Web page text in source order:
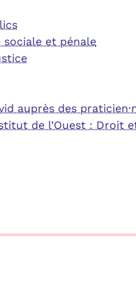
et pénale
auprès des
de l’Ouest : Droit